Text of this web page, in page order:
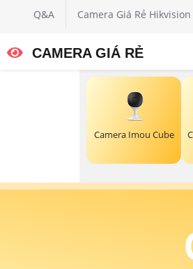
Q&A Camera Giá Rẻ Hikvision
CAMERA GIÁ RẺ
Camera Imou Cube